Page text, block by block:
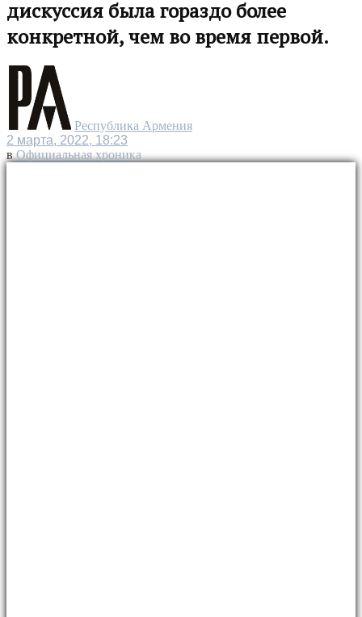
дискуссия была гораздо более
конкретной, чем во время первой.
Республика Армения
2 марта, 2022, 18:23
в Официальная хроника